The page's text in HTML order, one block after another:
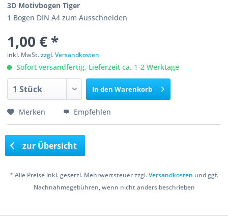
3D Motivbogen Tiger
1 Bogen DIN A4 zum Ausschneiden
1,00 € *
inkl. MwSt.zzgl. Versandkosten
Sofort versandfertig, Lieferzeit ca. 1-2 Werktage
In den Warenkorb
Merken Empfehlen
zur Übersicht
* Alle Preise inkl. gesetzl. Mehrwertsteuer zzgl.Versandkosten und ggf.
Nachnahmegebühren, wenn nicht anders beschrieben